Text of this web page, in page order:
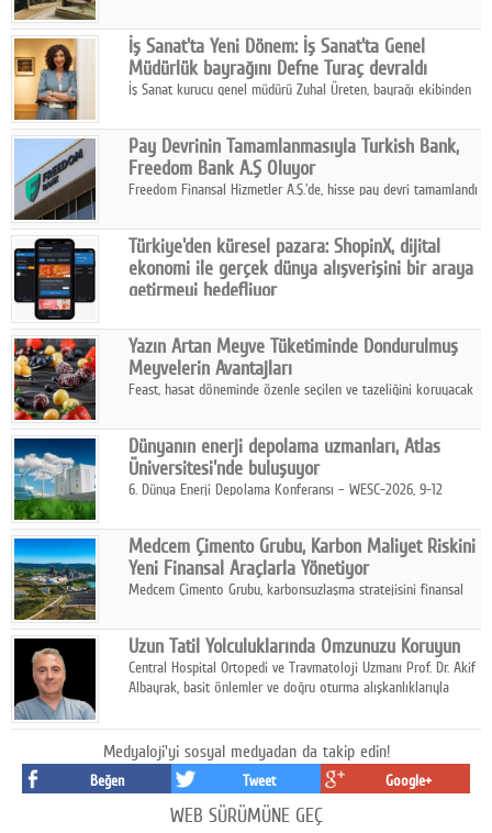
katmanlı bir aile hikâyesi anlatıyor.
İş Sanat'ta Yeni Dönem: İş Sanat'ta Genel
Müdürlük bayrağını Defne Turaç devraldı
İş Sanat kurucu genel müdürü Zuhal Üreten, bayrağı ekibinden
Pay Devrinin Tamamlanmasıyla Turkish Bank,
Freedom Bank A.Ş Oluyor
Freedom Finansal Hizmetler A.Ş.'de, hisse pay devri tamamlandı
Turkish Bank'ın ticaret unvanının “Freedom Bank A.Ş.” olmasına
karar verildi.
Türkiye'den küresel pazara: ShopinX, dijital
ekonomi ile gerçek dünya alışverişini bir araya
getirmeyi hedefliyor
ekonomi ile gerçek dünya alışveriş deneyimi arasında köprü
kurmayı hedefleyen vizyonuyla uluslararası pazarlara açılıyor.
Yazın Artan Meyve Tüketiminde Dondurulmuş
Meyvelerin Avantajları
Feast, hasat döneminde özenle seçilen ve tazeliğini koruyacak
pratik, güvenilir ve lezzetli bir alternatif sunuyor.
Dünyanın enerji depolama uzmanları, Atlas
Üniversitesi'nde buluşuyor
6. Dünya Enerji Depolama Konferansı – WESC-2026, 9-12
sahipliğinde gerçekleştirilecek.
Medcem Çimento Grubu, Karbon Maliyet Riskini
Yeni Finansal Araçlarla Yönetiyor
Medcem Çimento Grubu, karbonsuzlaşma stratejisini finansal
Uzun Tatil Yolculuklarında Omzunuzu Koruyun
Central Hospital Ortopedi ve Travmatoloji Uzmanı Prof. Dr. Akif
Albayrak, basit önlemler ve doğru oturma alışkanlıklarıyla
Medyaloji'yi sosyal medyadan da takip edin!
Beğen Tweet Google+
WEB SÜRÜMÜNE GEÇ